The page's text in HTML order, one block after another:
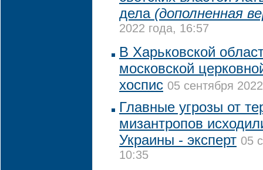
дела (дополненная
2022 года, 16:57
В Харьковской
московской
хоспис 05 сентября
Главные угрозы от
мизантропов
Украины - эксперт 05
10:35